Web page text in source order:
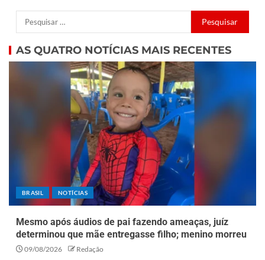
AS QUATRO NOTÍCIAS MAIS RECENTES
BRASIL NOTÍCIAS
Mesmo após áudios de pai fazendo ameaças, juíz
determinou que mãe entregasse filho; menino morreu
09/08/2026 Redação